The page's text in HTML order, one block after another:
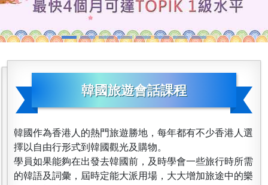
韓國旅遊會話課程
韓國作為香港人的熱門旅遊勝地，每年都有不少香港人選
擇以自由行形式到韓國觀光及購物。
學員如果能夠在出發去韓國前，及時學會一些旅行時所需
的韓語及詞彙，屆時定能大派用場，大大增加旅途中的樂